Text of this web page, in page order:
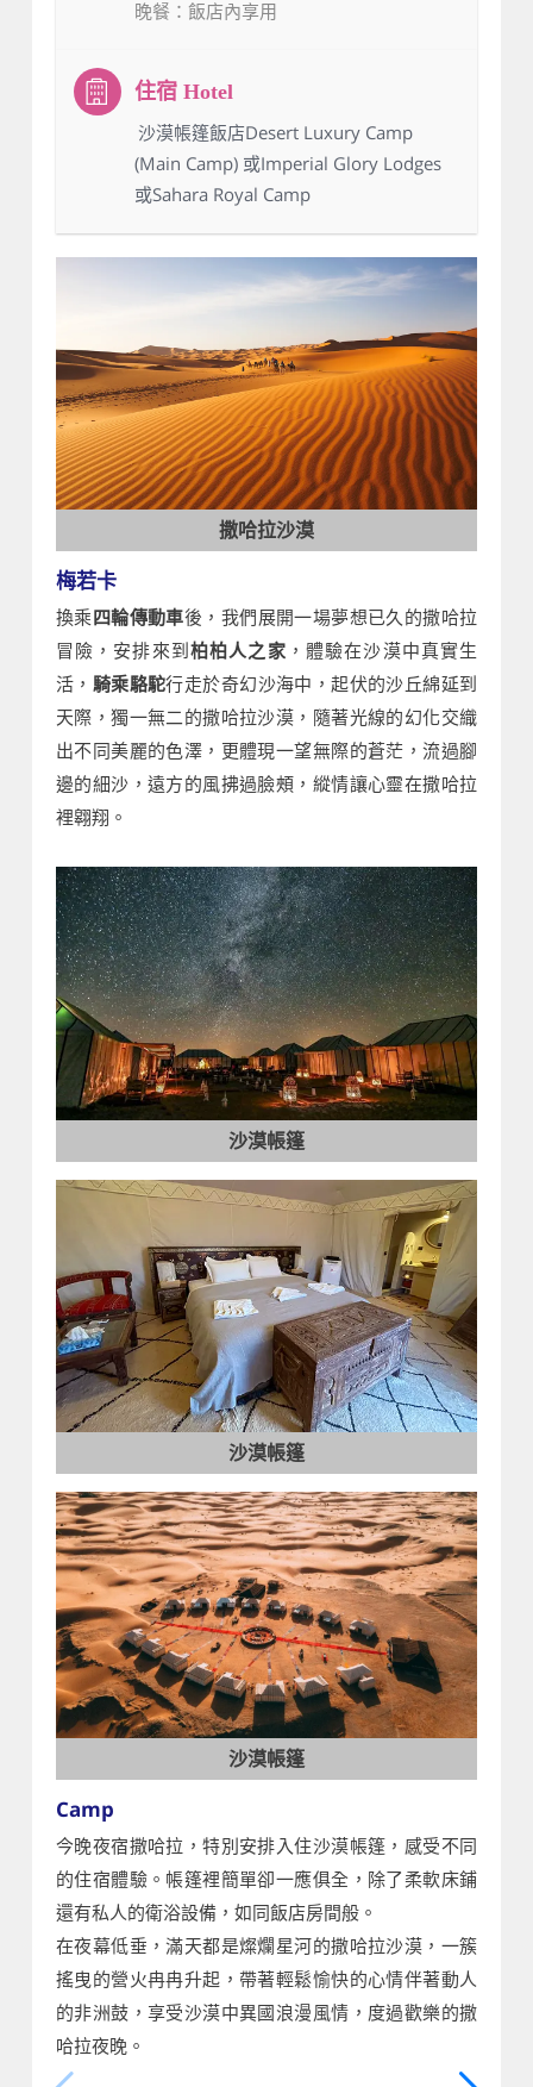
晚餐 ：飯店內享用
：沙漠帳篷飯店Desert Luxury Camp
(Main Camp) 或Imperial Glory Lodges
或Sahara Royal Camp
撒哈拉沙漠
梅若卡
換乘四輪傳動車後，我們展開一場夢想已久的撒哈拉
冒險，安排來到柏柏人之家 ，體驗在沙漠中真實生
活， 騎乘駱駝行走於奇幻沙海中，起伏的沙丘綿延到
天際，獨一無二的撒哈拉沙漠，隨著光線的幻化交織
出不同美麗的色澤，更體現一望無際的蒼茫，流過腳
邊的細沙，遠方的風拂過臉頰，縱情讓心靈在撒哈拉
裡翱翔。
沙漠帳篷
沙漠帳篷
沙漠帳篷
Camp
今晚夜宿撒哈拉，特別安排入住沙漠帳篷，感受不同
的住宿體驗。帳篷裡簡單卻一應俱全，除了柔軟床鋪
還有私人的衛浴設備，如同飯店房間般。
在夜幕低垂，滿天都是燦爛星河的撒哈拉沙漠，一簇
搖曳的營火冉冉升起，帶著輕鬆愉快的心情伴著動人
的非洲鼓，享受沙漠中異國浪漫風情，度過歡樂的撒
哈拉夜晚。